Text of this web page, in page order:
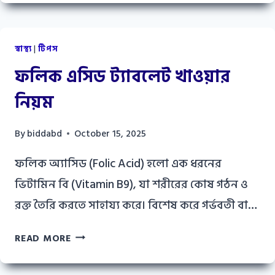
খাবার
স্বাস্থ্য|টিপস
ফলিক এসিড ট্যাবলেট খাওয়ার
নিয়ম
Bybiddabd October 15, 2025
ফলিক অ্যাসিড (Folic Acid) হলো এক ধরনের
ভিটামিন বি (Vitamin B9), যা শরীরের কোষ গঠন ও
রক্ত তৈরি করতে সাহায্য করে। বিশেষ করে গর্ভবতী বা…
READ MOREফলিক
ট্যাবলেট